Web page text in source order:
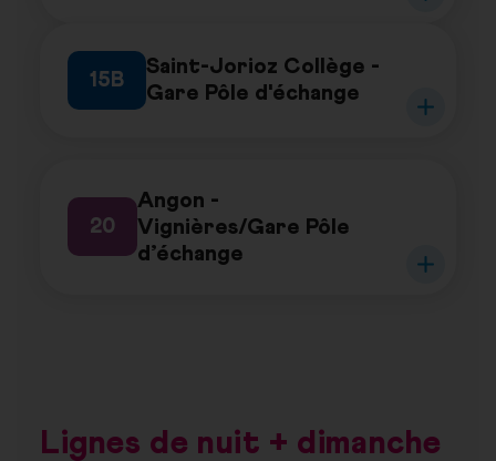
15B
Saint-Jorioz Collège -
Gare Pôle d'échange
20
Angon -
Vignières/Gare Pôle
d’échange
Lignes de nuit + dimanche